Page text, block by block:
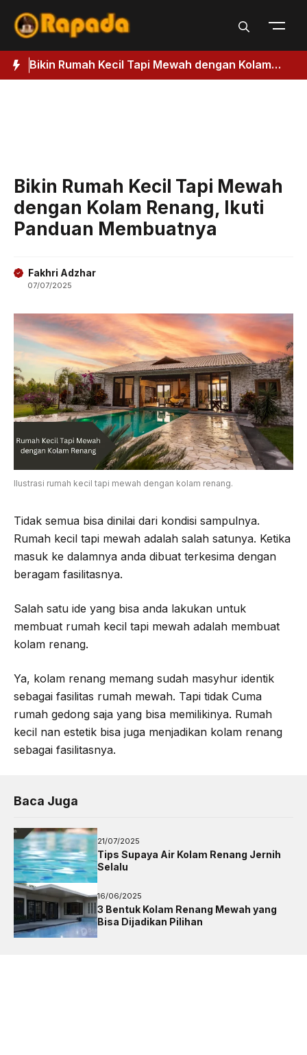
Bikin Rumah Kecil Tapi Mewah dengan Kolam
Renang, Ikuti Panduan Membuatnya
Bikin Rumah Kecil Tapi Mewah
dengan Kolam Renang, Ikuti
Panduan Membuatnya
Fakhri Adzhar
07/07/2025
Ilustrasi rumah kecil tapi mewah dengan kolam renang.
Tidak semua bisa dinilai dari kondisi sampulnya.
Rumah kecil tapi mewah adalah salah satunya. Ketika
masuk ke dalamnya anda dibuat terkesima dengan
beragam fasilitasnya.
Salah satu ide yang bisa anda lakukan untuk
membuat rumah kecil tapi mewah adalah membuat
kolam renang.
Ya, kolam renang memang sudah masyhur identik
sebagai fasilitas rumah mewah. Tapi tidak Cuma
rumah gedong saja yang bisa memilikinya. Rumah
kecil nan estetik bisa juga menjadikan kolam renang
sebagai fasilitasnya.
Baca Juga
21/07/2025
Tips Supaya Air Kolam Renang Jernih
Selalu
16/06/2025
3 Bentuk Kolam Renang Mewah yang
Bisa Dijadikan Pilihan